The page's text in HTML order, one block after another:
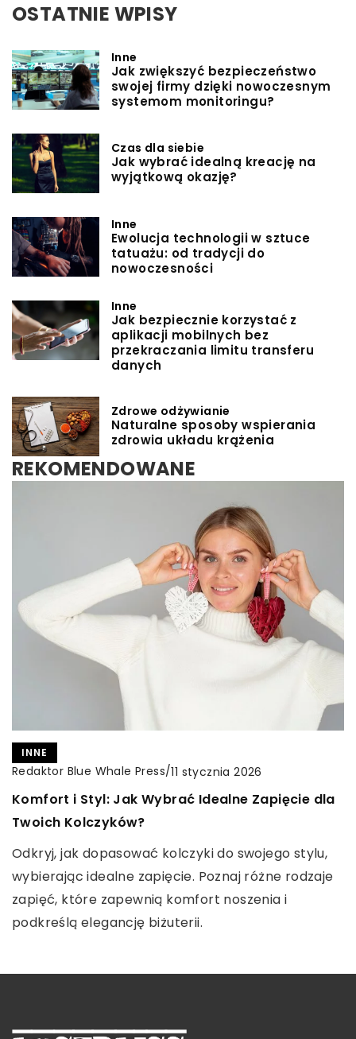
OSTATNIE WPISY
Inne
Jak zwiększyć bezpieczeństwo
swojej firmy dzięki nowoczesnym
systemom monitoringu?
Czas dla siebie
Jak wybrać idealną kreację na
wyjątkową okazję?
Inne
Ewolucja technologii w sztuce
tatuażu: od tradycji do
nowoczesności
Inne
Jak bezpiecznie korzystać z
aplikacji mobilnych bez
przekraczania limitu transferu
danych
Zdrowe odżywianie
Naturalne sposoby wspierania
zdrowia układu krążenia
REKOMENDOWANE
Redaktor Blue Whale Press
Wygoda i styl: Jak moda sportowa zmienia
męską garderobę na co dzień
Odkryj, jak odzież sportowa stała się istotnym
elementem męskiej garderoby. Poznaj trendy,
które łączą funkcjonalność z nowoczesnym
stylem, wpływając na codzienny komfort i
modowy wygląd.
INNE
Redaktor Blue Whale Press/11 stycznia 2026
Komfort i Styl: Jak Wybrać Idealne Zapięcie dla
Twoich Kolczyków?
Odkryj, jak dopasować kolczyki do swojego stylu,
wybierając idealne zapięcie. Poznaj różne rodzaje
zapięć, które zapewnią komfort noszenia i
podkreślą elegancję biżuterii.
Redaktor Blue Whale Press
Peptydy a rutyna pielęgnacyjna: przegląd
korzyści i potencjalnych zastosowań
Poznaj potęgę peptydów w pielęgnacji skóry!
Odkryj ich korzyści i zastosowania, które mogą
diametralnie zmienić Twoją codzienną rutynę.